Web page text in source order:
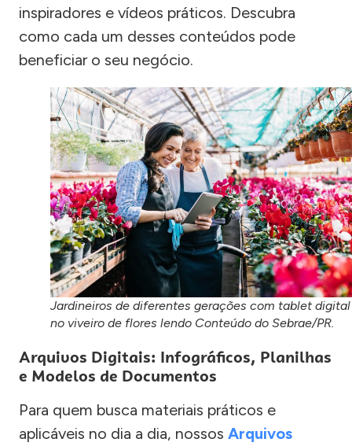
inspiradores e vídeos práticos. Descubra
como cada um desses conteúdos pode
beneficiar o seu negócio.
Jardineiros de diferentes gerações com tablet digital
no viveiro de flores lendo Conteúdo do Sebrae/PR.
Arquivos Digitais: Infográficos, Planilhas
e Modelos de Documentos
Para quem busca materiais práticos e
aplicáveis no dia a dia, nossos Arquivos